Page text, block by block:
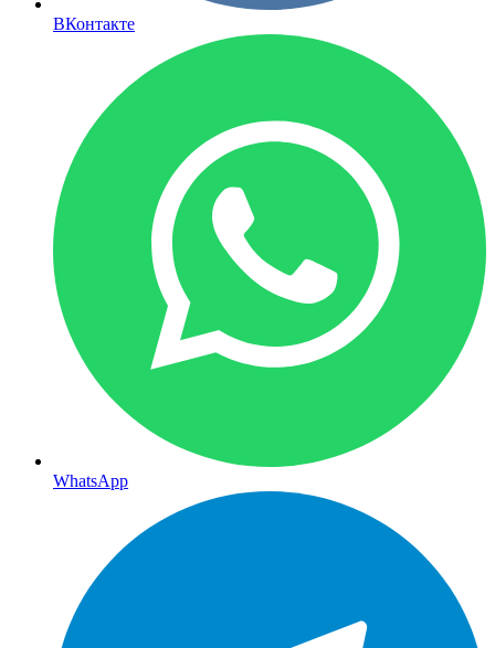
ВКонтакте
WhatsApp